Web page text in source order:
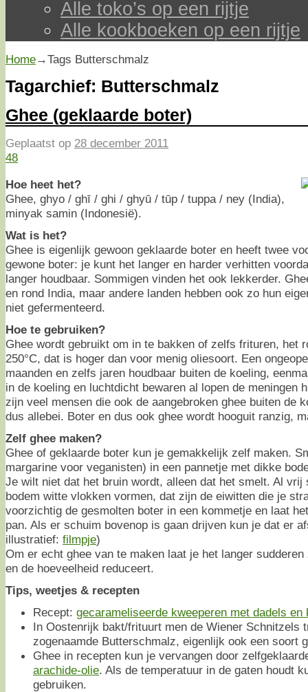
Alle toko’s op een rijtje
Alle kookboeken op een rijtje
Home→Tags Butterschmalz
Tagarchief: Butterschmalz
Ghee (geklaarde boter)
Geplaatst op 28 december 2011
48
Hoe heet het?
Ghee, ghyo / ghī / ghi / ghyū / tūp / tuppa / ney (India),
minyak samin (Indonesië).
Wat is het?
Ghee is eigenlijk gewoon geklaarde boter en heeft twee
gewone boter: je kunt het langer en harder verhitten
langer houdbaar. Sommigen vinden het ook lekkerder.
en rond India, maar andere landen hebben ook zo hun
niet gefermenteerd.
Hoe te gebruiken?
Ghee wordt gebruikt om in te bakken of zelfs frituren, het
250°C, dat is hoger dan voor menig oliesoort. Een
maanden en zelfs jaren houdbaar buiten de koeling,
in de koeling en luchtdicht bewaren al lopen de meningen
zijn veel mensen die ook de aangebroken ghee buiten de
dus allebei. Boter en dus ook ghee wordt hooguit ranzig,
Zelf ghee maken?
Ghee of geklaarde boter kun je gemakkelijk zelf maken.
margarine voor veganisten) in een pannetje met dikke
Je wilt niet dat het bruin wordt, alleen dat het smelt. Al vrij
bodem witte vlokken vormen, dat zijn de eiwitten die je
voorzichtig de gesmolten boter in een kommetje en laat
pan. Als er schuim bovenop is gaan drijven kun je dat er
illustratief: filmpje)
Om er echt ghee van te maken laat je het langer
en de hoeveelheid reduceert.
Tips, weetjes & recepten
Recept: gecarameliseerde kweeperen met dadels en
In Oostenrijk bakt/frituurt men de Wiener Schnitzels
zogenaamde Butterschmalz, eigenlijk ook een soort
Ghee in recepten kun je vervangen door
arachide-olie. Als de temperatuur in de gaten houdt
gebruiken.